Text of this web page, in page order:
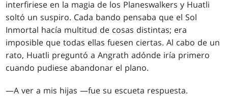
interfiriese en la magia de los Planeswalkers y Huatli
soltó un suspiro. Cada bando pensaba que el Sol
Inmortal hacía multitud de cosas distintas; era
imposible que todas ellas fuesen ciertas. Al cabo de un
rato, Huatli preguntó a Angrath adónde iría primero
cuando pudiese abandonar el plano.
—A ver a mis hijas —fue su escueta respuesta.